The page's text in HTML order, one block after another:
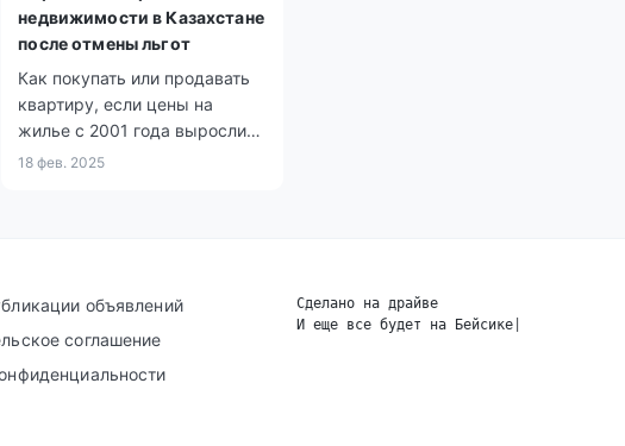
недвижимости в Казахстане
после отмены льгот
Как покупать или продавать
квартиру, если цены на
жилье с 2001 года выросли
более чем в 21 раз даже без
18 фев. 2025
объявлений
соглашение
Сделано на драйве
И еще все будет на Бейсике